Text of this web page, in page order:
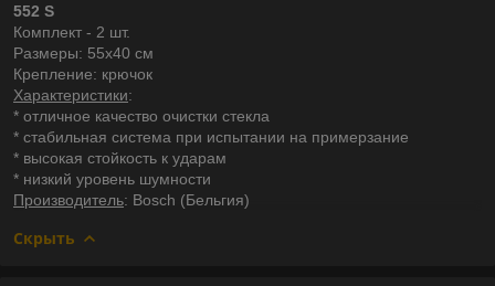
552 S
Комплект - 2 шт.
Размеры: 55х40 см
Крепление: крючок
Характеристики:
* отличное качество очистки стекла
* стабильная система при испытании на примерзание
* высокая стойкость к ударам
* низкий уровень шумности
Производитель: Bosch (Бельгия)
Скрыть